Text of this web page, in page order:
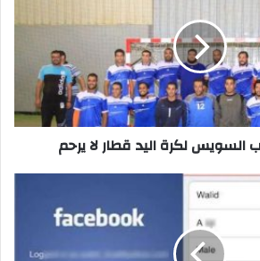
السويس لكرة اليد قطار لا يرحم